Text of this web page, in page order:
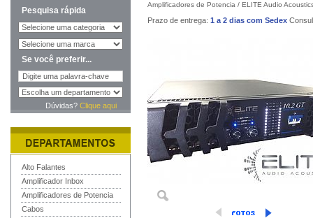
Pesquisa rápida
Se você preferir...
Dúvidas? Clique aqui
Alto Falantes
Amplificador Inbox
Amplificadores de Potencia
Cabos
Amplificadores de Potencia / ELITE Audio
Prazo de entrega: 1 a 2 dias com Sedex